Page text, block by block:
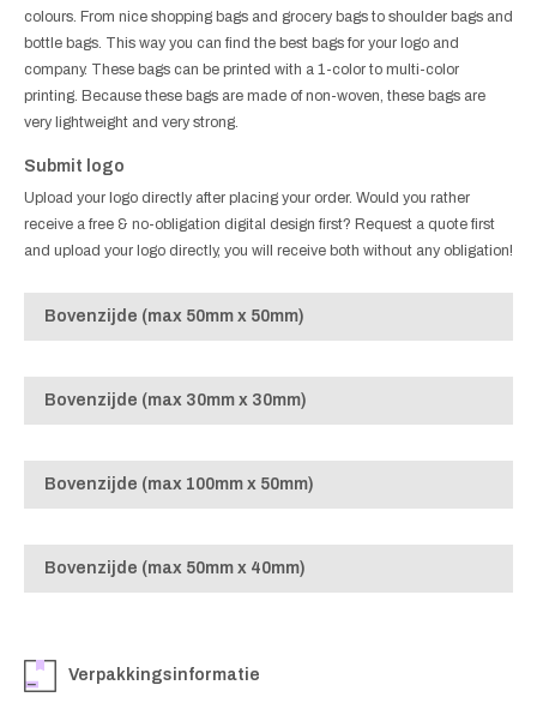
colours. From nice shopping bags and grocery bags to shoulder bags and
bottle bags. This way you can find the best bags for your logo and
company. These bags can be printed with a 1-color to multi-color
printing. Because these bags are made of non-woven, these bags are
very lightweight and very strong.
Submit logo
Upload your logo directly after placing your order. Would you rather
receive a free & no-obligation digital design first? Request a quote first
and upload your logo directly, you will receive both without any obligation!
Bovenzijde (max 50mm x 50mm)
Bovenzijde (max 30mm x 30mm)
Bovenzijde (max 100mm x 50mm)
Bovenzijde (max 50mm x 40mm)
Verpakkingsinformatie